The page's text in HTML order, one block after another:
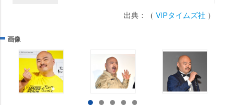
出典：（ VIPタイムズ社 ）
画像